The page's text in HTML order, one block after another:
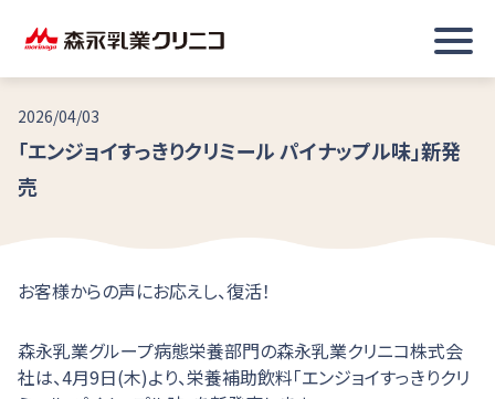
2026/04/03
「エンジョイすっきりクリミール パイナップル味」新発
売
お客様からの声にお応えし、復活！
森永乳業グループ病態栄養部門の森永乳業クリニコ株式会
社は、4月9日(木)より、栄養補助飲料「エンジョイすっきりクリ